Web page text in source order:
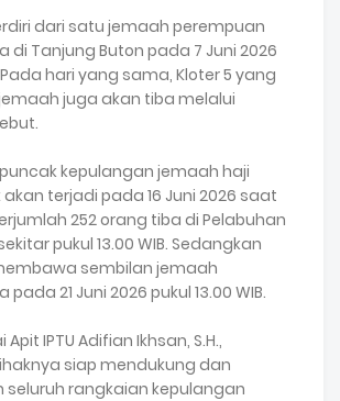
dari satu jemaah perempuan
di Tanjung Buton pada 7 Juni 2026
Pada hari yang sama, Kloter 5 yang
juga akan tiba melalui
kepulangan jemaah haji
terjadi pada 16 Juni 2026 saat
252 orang tiba di Pelabuhan
pukul 13.00 WIB. Sedangkan
sembilan jemaah
21 Juni 2026 pukul 13.00 WIB.
IPTU Adifian Ikhsan, S.H.,
siap mendukung dan
rangkaian kepulangan